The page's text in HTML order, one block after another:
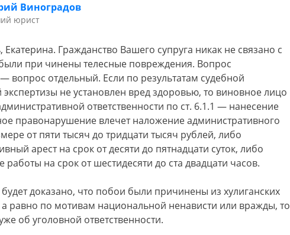
Виноградов
юрист
Гражданство Вашего супруга никак не связано с
при чинены телесные повреждения. Вопрос
вопрос отдельный. Если по результатам судебной
не установлен вред здоровью, то виновное лицо
ответственности по ст. 6.1.1 — нанесение
правонарушение влечет наложение административного
от пяти тысяч до тридцати тысяч рублей, либо
арест на срок от десяти до пятнадцати суток, либо
работы на срок от шестидесяти до ста двадцати часов.
доказано, что побои были причинены из хулиганских
равно по мотивам национальной ненависти или вражды, то
об уголовной ответственности.